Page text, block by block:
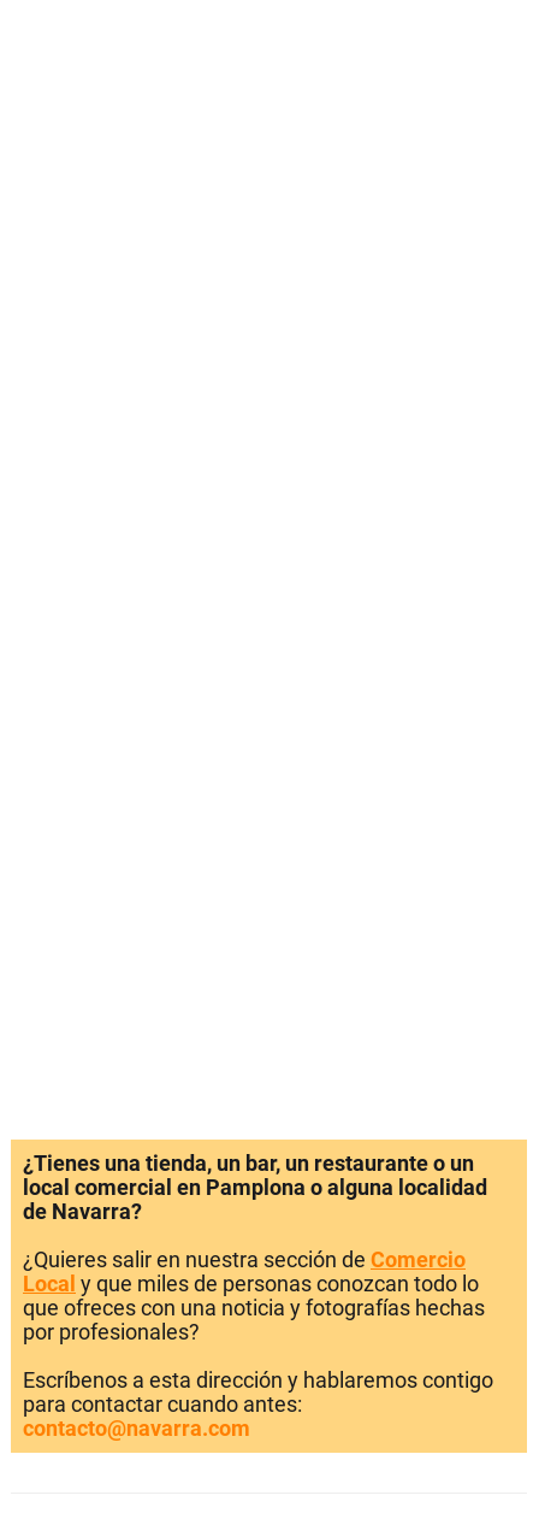
¿Tienes una tienda, un bar, un restaurante o un
local comercial en Pamplona o alguna localidad
de Navarra?
¿Quieres salir en nuestra sección de Comercio
Local y que miles de personas conozcan todo lo
que ofreces con una noticia y fotografías hechas
por profesionales?
Escríbenos a esta dirección y hablaremos contigo
para contactar cuando antes:
contacto@navarra.com